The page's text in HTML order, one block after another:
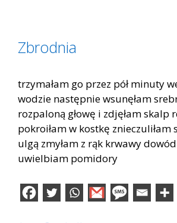
Zbrodnia
trzymałam go przez pół minuty
wodzie następnie wsunęłam
rozpaloną głowę i zdjęłam skalp
pokroiłam w kostkę znieczuliłam
ulgą zmyłam z rąk krwawy
uwielbiam pomidory